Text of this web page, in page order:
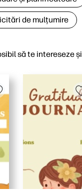
să te intereseze și
de mulțumire